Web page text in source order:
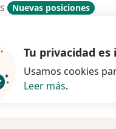
Nuevas posiciones
Polska
Tu privacidad
Usamos cookies
Leer más.